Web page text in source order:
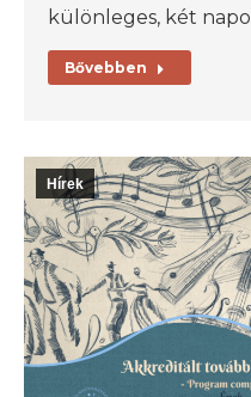
különleges, két
Bővebben
Hírek